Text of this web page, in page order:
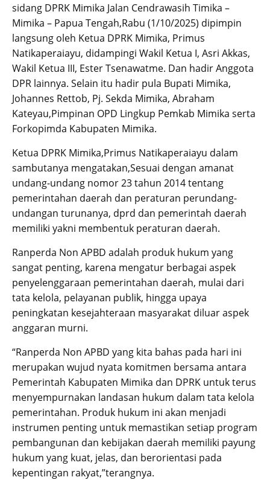
sidang DPRK Mimika Jalan Cendrawasih Timika –
Mimika – Papua Tengah,Rabu (1/10/2025) dipimpin
langsung oleh Ketua DPRK Mimika, Primus
Natikaperaiayu, didampingi Wakil Ketua I, Asri Akkas,
Wakil Ketua III, Ester Tsenawatme. Dan hadir Anggota
DPR lainnya. Selain itu hadir pula Bupati Mimika,
Johannes Rettob, Pj. Sekda Mimika, Abraham
Kateyau,Pimpinan OPD Lingkup Pemkab Mimika serta
Forkopimda Kabupaten Mimika.
Ketua DPRK Mimika,Primus Natikaperaiayu dalam
sambutanya mengatakan,Sesuai dengan amanat
undang-undang nomor 23 tahun 2014 tentang
pemerintahan daerah dan peraturan perundang-
undangan turunanya, dprd dan pemerintah daerah
memiliki yakni membentuk peraturan daerah.
Ranperda Non APBD adalah produk hukum yang
sangat penting, karena mengatur berbagai aspek
penyelenggaraan pemerintahan daerah, mulai dari
tata kelola, pelayanan publik, hingga upaya
peningkatan kesejahteraan masyarakat diluar aspek
anggaran murni.
“Ranperda Non APBD yang kita bahas pada hari ini
merupakan wujud nyata komitmen bersama antara
Pemerintah Kabupaten Mimika dan DPRK untuk terus
menyempurnakan landasan hukum dalam tata kelola
pemerintahan. Produk hukum ini akan menjadi
instrumen penting untuk memastikan setiap program
pembangunan dan kebijakan daerah memiliki payung
hukum yang kuat, jelas, dan berorientasi pada
kepentingan rakyat,”terangnya.